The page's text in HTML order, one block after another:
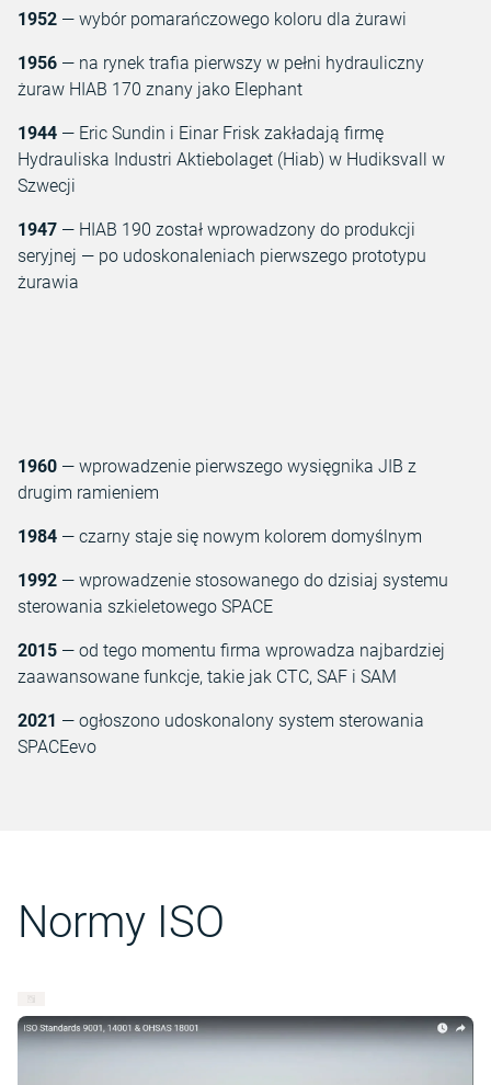
1952 — wybór pomarańczowego koloru dla żurawi
1956 — na rynek trafia pierwszy w pełni hydrauliczny
żuraw HIAB 170 znany jako Elephant
1944 — Eric Sundin i Einar Frisk zakładają firmę
Hydrauliska Industri Aktiebolaget (Hiab) w Hudiksvall w
Szwecji
1947 — HIAB 190 został wprowadzony do produkcji
seryjnej — po udoskonaleniach pierwszego prototypu
żurawia
1960 — wprowadzenie pierwszego wysięgnika JIB z
drugim ramieniem
1984 — czarny staje się nowym kolorem domyślnym
1992 — wprowadzenie stosowanego do dzisiaj systemu
sterowania szkieletowego SPACE
2015 — od tego momentu firma wprowadza najbardziej
zaawansowane funkcje, takie jak CTC, SAF i SAM
2021 — ogłoszono udoskonalony system sterowania
SPACEevo
Normy ISO